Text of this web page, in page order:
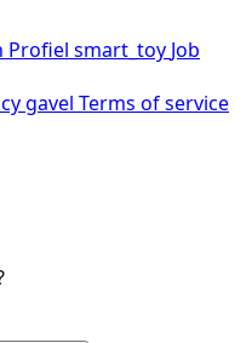
Profiel smart_toy Job
gavel Terms of service